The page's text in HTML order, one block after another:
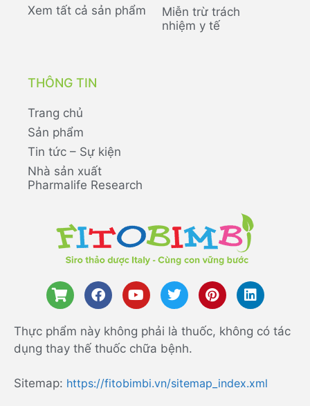
Xem tất cả sản phẩm
Miễn trừ trách
nhiệm y tế
THÔNG TIN
Trang chủ
Sản phẩm
Tin tức – Sự kiện
Nhà sản xuất
Pharmalife Research
Thực phẩm này không phải là thuốc, không có tác
dụng thay thế thuốc chữa bệnh.
Sitemap: https://fitobimbi.vn/sitemap_index.xml